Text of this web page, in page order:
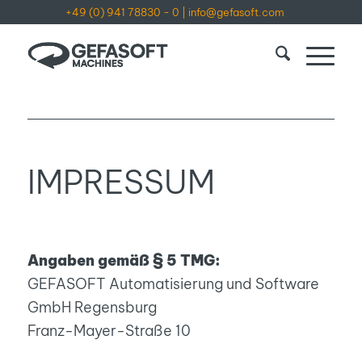
+49 (0) 941 78830 - 0 info@gefasoft.com
IMPRESSUM
Angaben gemäß § 5 TMG:
GEFASOFT Automatisierung und Software
GmbH Regensburg
Franz-Mayer-Straße 10